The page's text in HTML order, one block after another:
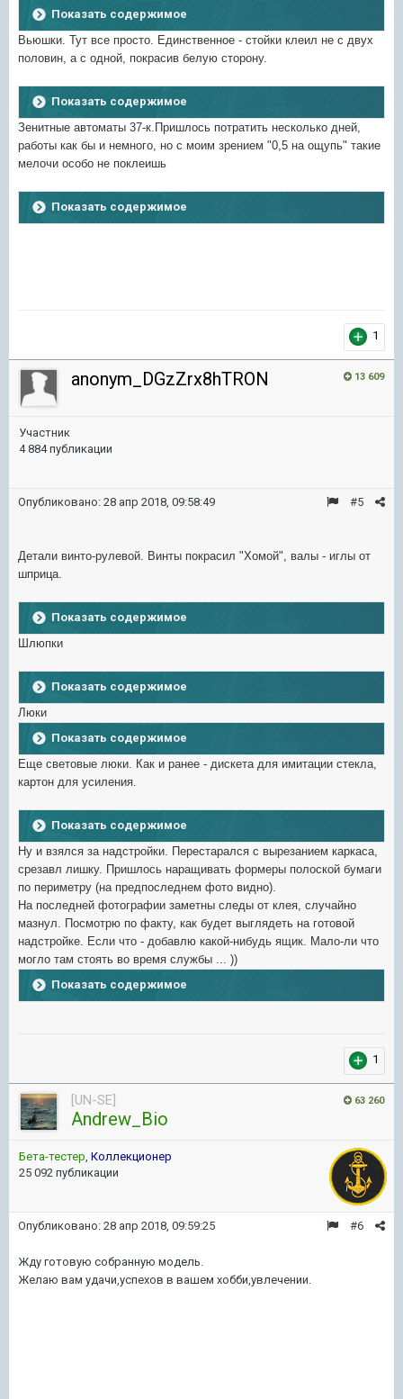
Показать содержимое
Вьюшки. Тут все просто. Единственное - стойки клеил не с двух
половин, а с одной, покрасив белую сторону.
Показать содержимое
Зенитные автоматы 37-к.Пришлось потратить несколько дней,
работы как бы и немного, но с моим зрением "0,5 на ощупь" такие
мелочи особо не поклеишь
Показать содержимое
1
13 609
anonym_DGzZrx8hTRON
Участник
4 884 публикации
#5
Опубликовано: 28 апр 2018, 09:58:49
Детали винто-рулевой. Винты покрасил "Хомой", валы - иглы от
шприца.
Показать содержимое
Шлюпки
Показать содержимое
Люки
Показать содержимое
Еще световые люки. Как и ранее - дискета для имитации стекла,
картон для усиления.
Показать содержимое
Ну и взялся за надстройки. Перестарался с вырезанием каркаса,
срезавл лишку. Пришлось наращивать формеры полоской бумаги
по периметру (на предпоследнем фото видно).
На последней фотографии заметны следы от клея, случайно
мазнул. Посмотрю по факту, как будет выглядеть на готовой
надстройке. Если что - добавлю какой-нибудь ящик. Мало-ли что
могло там стоять во время службы ... ))
Показать содержимое
1
63 260
[UN-SE]
Andrew_Bio
Бета-тестер Коллекционер
25 092 публикации
#6
Опубликовано: 28 апр 2018, 09:59:25
Жду готовую собранную модель.
Желаю вам удачи,успехов в вашем хобби,увлечении.